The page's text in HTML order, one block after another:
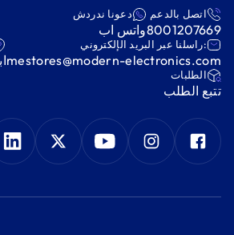
اتصل بالدعم
8001207669
دعونا ندردش
واتس اب
:راسلنا عبر البريد الإلكتروني
mestores@modern-electronics.com
‫الطلبات‬
‫تتبع الطلب‬